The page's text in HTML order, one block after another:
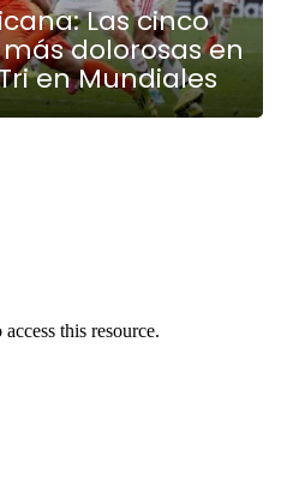
Las cinco
dolorosas en
en Mundiales